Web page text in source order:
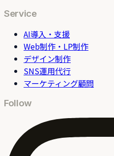
Service
AI導入・支援
Web制作・LP制作
デザイン制作
SNS運用代行
マーケティング顧問
Follow